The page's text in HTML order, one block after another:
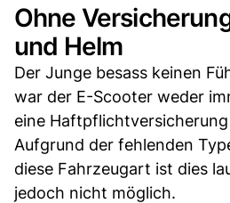
Ohne
und Helm
Der Junge besass keinen
war der E-Scooter weder
eine
Aufgrund der fehlenden
diese Fahrzeugart ist dies
jedoch nicht möglich.